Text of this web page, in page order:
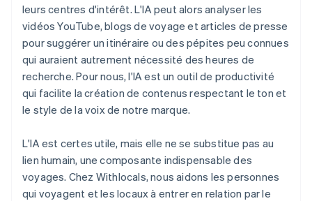
leurs centres d'intérêt. L'IA peut alors analyser les
vidéos YouTube, blogs de voyage et articles de presse
pour suggérer un itinéraire ou des pépites peu connues
qui auraient autrement nécessité des heures de
recherche. Pour nous, l'IA est un outil de productivité
qui facilite la création de contenus respectant le ton et
le style de la voix de notre marque.
L'IA est certes utile, mais elle ne se substitue pas au
lien humain, une composante indispensable des
voyages. Chez Withlocals, nous aidons les personnes
qui voyagent et les locaux à entrer en relation par le